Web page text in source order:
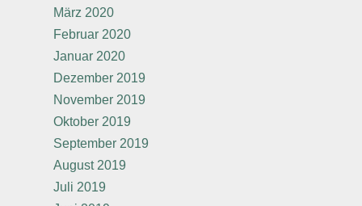
März 2020
Februar 2020
Januar 2020
Dezember 2019
November 2019
Oktober 2019
September 2019
August 2019
Juli 2019